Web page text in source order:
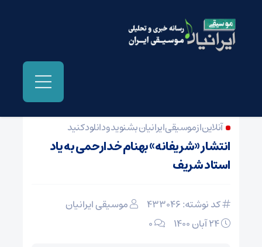
آنلاین از موسیقی ایرانیان بشنوید و دانلود کنید
انتشار «شریفانه» بهنام خدارحمی به یاد
استاد شریف
کد نوشته: 433046
موسیقی ایرانیان
۰